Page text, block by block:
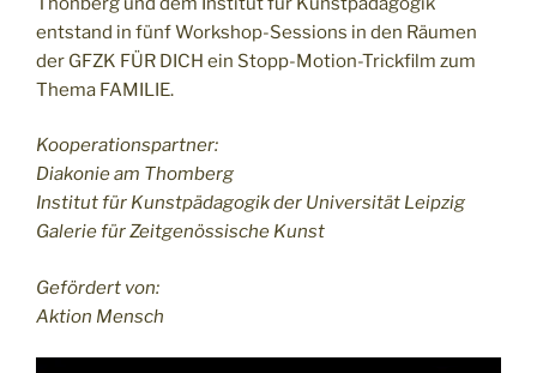
entstand in fünf Workshop-Sessions in den Räumen
der GFZK FÜR DICH ein Stopp-Motion-Trickfilm zum
Thema FAMILIE.
Kooperationspartner:
Diakonie am Thomberg
Institut für Kunstpädagogik der Universität Leipzig
Galerie für Zeitgenössische Kunst
Gefördert von:
Aktion Mensch